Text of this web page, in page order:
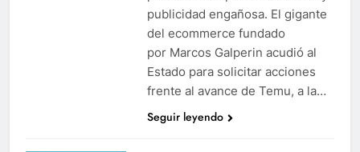
publicidad engañosa. El gigante
del ecommerce fundado
por Marcos Galperin acudió al
Estado para solicitar acciones
frente al avance de Temu, a la…
Seguir leyendo